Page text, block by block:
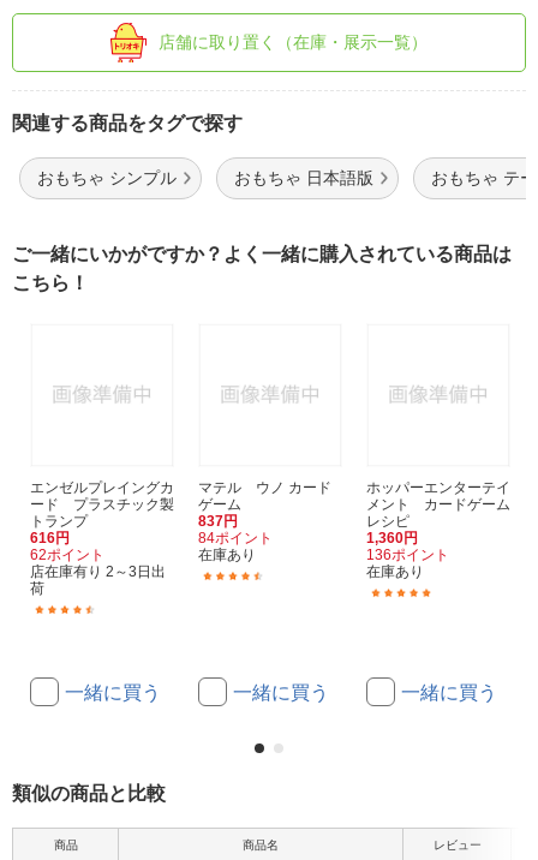
店舗に取り置く（在庫・展示一覧）
関連する商品をタグで探す
おもちゃ シンプル おもちゃ 日本語版 おもちゃ テ
ご一緒にいかがですか？よく一緒に購入されている商品は
こちら！
エンゼルプレイングカ
ード プラスチック製
トランプ
616円
62ポイント
店在庫有り 2～3日出
荷
一緒に買う
マテル ウノ カード
ゲーム
837円
84ポイント
在庫あり
一緒に買う
ホッパーエンターテイ
メント カードゲーム
レシピ
1,360円
136ポイント
在庫あり
一緒に買う
類似の商品と比較
商品 商品名 レビュー